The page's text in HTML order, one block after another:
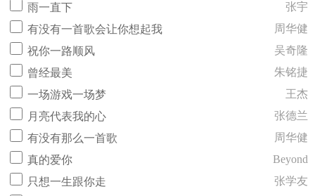
雨一直下
张宇
有没有一首歌会让你想起我
周华健
祝你一路顺风
吴奇隆
曾经最美
朱铭捷
一场游戏一场梦
王杰
月亮代表我的心
张德兰
有没有那么一首歌
周华健
真的爱你
Beyond
只想一生跟你走
张学友